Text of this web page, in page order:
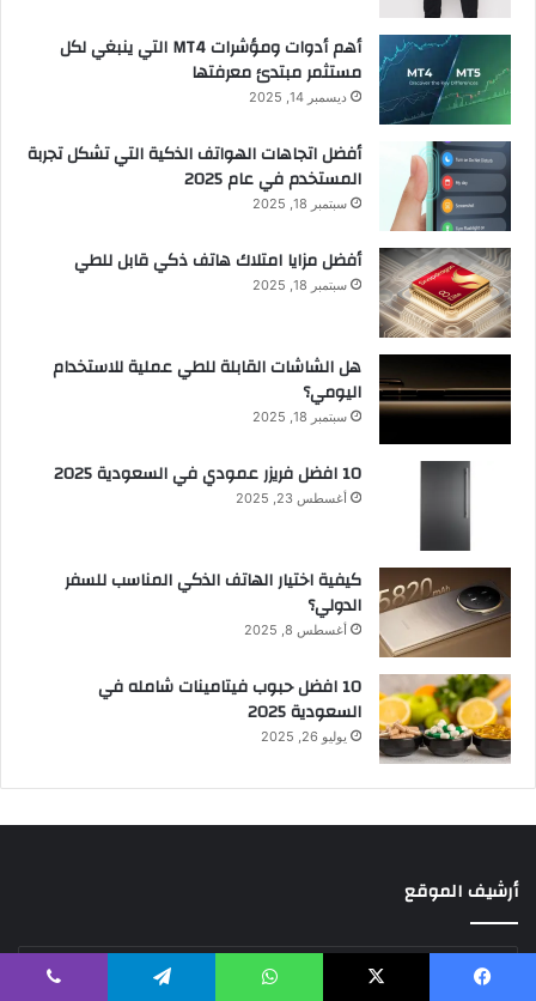
أهم أدوات ومؤشرات MT4 التي ينبغي لكل
مستثمر مبتدئ معرفتها
ديسمبر 14, 2025
أفضل اتجاهات الهواتف الذكية التي تشكل تجربة
المستخدم في عام 2025
سبتمبر 18, 2025
أفضل مزايا امتلاك هاتف ذكي قابل للطي
سبتمبر 18, 2025
هل الشاشات القابلة للطي عملية للاستخدام
اليومي؟
سبتمبر 18, 2025
10 افضل فريزر عمودي​ في السعودية​ 2025
أغسطس 23, 2025
كيفية اختيار الهاتف الذكي المناسب للسفر
الدولي؟
أغسطس 8, 2025
10 افضل حبوب فيتامينات شامله​ في
السعودية 2025
يوليو 26, 2025
أرشيف الموقع
أرشيف
الموقع